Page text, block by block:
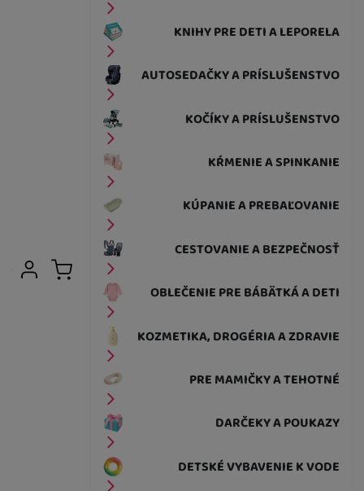
KNIHY PRE DETI A LEPORELA
AUTOSEDAČKY A PRÍSLUŠENSTVO
KOČÍKY A PRÍSLUŠENSTVO
KŔMENIE A SPINKANIE
KÚPANIE A PREBAĽOVANIE
CESTOVANIE A BEZPEČNOSŤ
OBLEČENIE PRE BÁBÄTKÁ A DETI
KOZMETIKA, DROGÉRIA A ZDRAVIE
PRE MAMIČKY A TEHOTNÉ
DARČEKY A POUKAZY
DETSKÉ VYBAVENIE K VODE
Užívateľská sekcia
Prihlásiť sa
Košík